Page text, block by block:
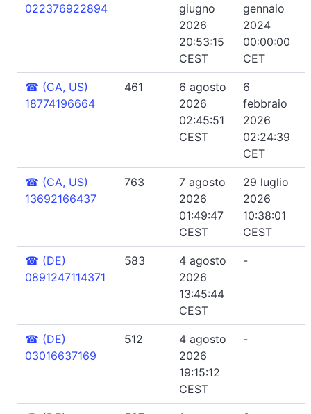
022376922894
giugno
2026
20:53:15
CEST
gennaio
2024
00:00:00
CET
☎ (CA, US)
18774196664
461
6 agosto
2026
02:45:51
CEST
6
febbraio
2026
02:24:39
CET
☎ (CA, US)
13692166437
763
7 agosto
2026
01:49:47
CEST
29 luglio
2026
10:38:01
CEST
☎ (DE)
0891247114371
583
4 agosto
2026
13:45:44
CEST
-
☎ (DE)
03016637169
512
4 agosto
2026
19:15:12
CEST
-